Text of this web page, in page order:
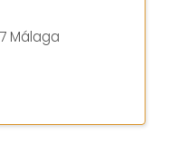
Málaga